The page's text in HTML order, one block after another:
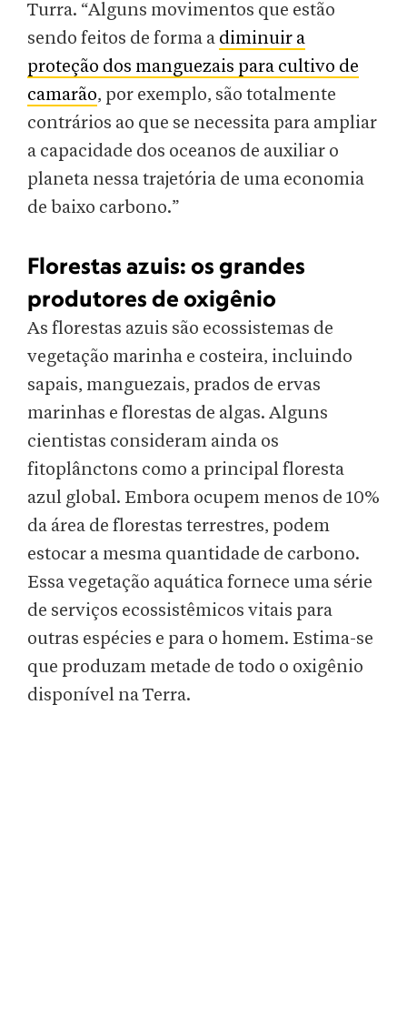
Turra. “Alguns movimentos que estão
sendo feitos de forma a diminuir a
proteção dos manguezais para cultivo de
camarão, por exemplo, são totalmente
contrários ao que se necessita para ampliar
a capacidade dos oceanos de auxiliar o
planeta nessa trajetória de uma economia
de baixo carbono.”
Florestas azuis: os grandes
produtores de oxigênio
As florestas azuis são ecossistemas de
vegetação marinha e costeira, incluindo
sapais, manguezais, prados de ervas
marinhas e florestas de algas. Alguns
cientistas consideram ainda os
fitoplânctons como a principal floresta
azul global. Embora ocupem menos de 10%
da área de florestas terrestres, podem
estocar a mesma quantidade de carbono.
Essa vegetação aquática fornece uma série
de serviços ecossistêmicos vitais para
outras espécies e para o homem. Estima-se
que produzam metade de todo o oxigênio
disponível na Terra.